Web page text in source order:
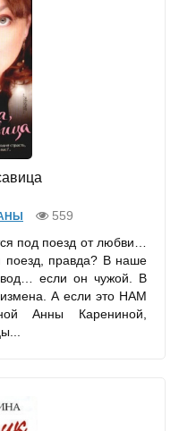
559
под поезд от любви…
поезд, правда? В наше
если он чужой. В
А если это НАМ
Анны Карениной,